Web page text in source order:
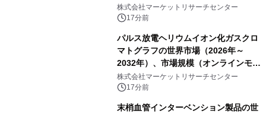
（GMR））・分析レポートを発表
株式会社マーケットリサーチセンター
17分前
パルス放電ヘリウムイオン化ガスクロ
マトグラフの世界市場（2026年～
2032年）、市場規模（オンラインモニ
タリング型、ラボラトリー型）・分析
レポートを発表
株式会社マーケットリサーチセンター
17分前
末梢血管インターベンション製品の世